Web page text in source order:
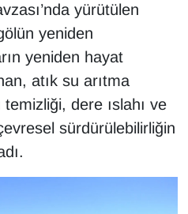
yürütülen
yeniden
yeniden hayat
atık su arıtma
dere ıslahı ve
sürdürülebilirliğin